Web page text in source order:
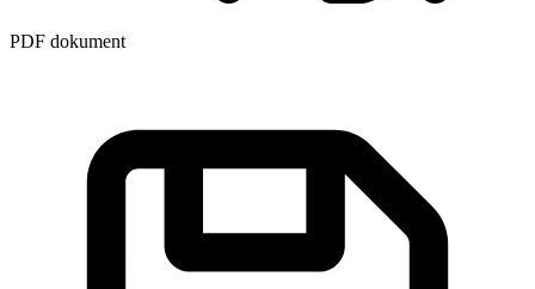
PDF dokument